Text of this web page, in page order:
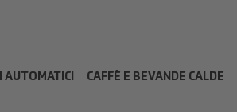
AUTOMATICI CAFFÈ E BEVANDE CALDE